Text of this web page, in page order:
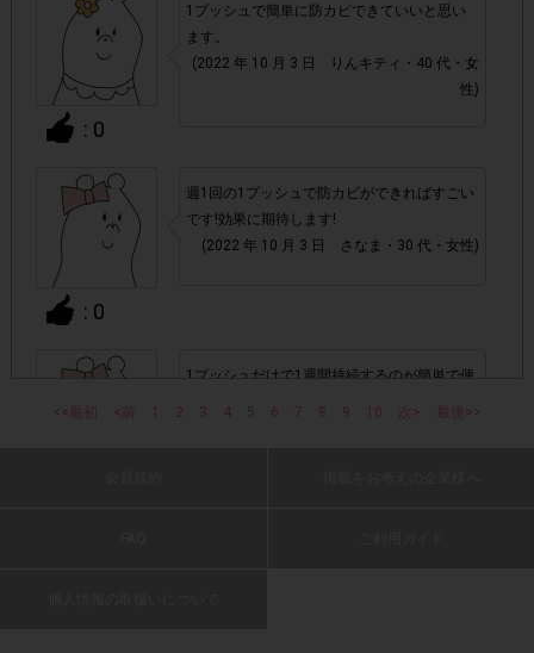
・悪質な投稿があった場合、 アカウントを停止 させていた
だくこともあります。
・スマートフォン、携帯電話、タブレットPCにつきまし
て、機種によってはアンケートに回答できない場合がござい
ます。
▼ポイント付与対象外
チェックポイントの条件を満たしていない場合
・1つのアンケートにつき、お1人様あたり複数回の参加が
: 0
1プッシュで簡単に防カビできていいと思い
ます。
(2022 年 10 月 3 日 りんキティ・40 代・女
性)
: 0
週1回の1プッシュで防カビができればすごい
です!効果に期待します!
(2022 年 10 月 3 日 さなま・30 代・女性)
1プッシュだけで1週間持続するのが簡単で便
<<最初 <前 1 2 3 4 6 7 8 9 10 次> 最後>>